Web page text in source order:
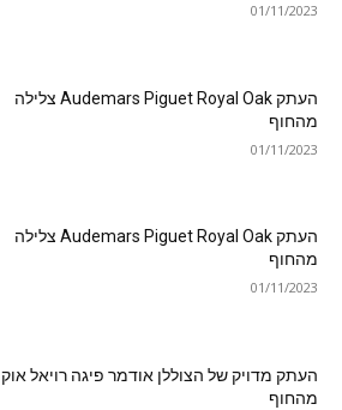
01/11/2023
העתק Audemars Piguet Royal Oak צלילה
מהחוף
01/11/2023
העתק Audemars Piguet Royal Oak צלילה
מהחוף
01/11/2023
העתק מדויק של הצוללן אודמר פיגה רויאל אוק
מהחוף